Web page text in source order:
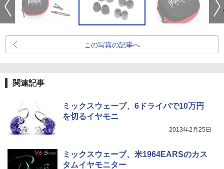
この写真の記事へ
関連記事
ミックスウェーブ、6ドライバで10万円
を切るイヤモニ
2013年2月25日
ミックスウェーブ、米1964EARSのカス
タムイヤモニター